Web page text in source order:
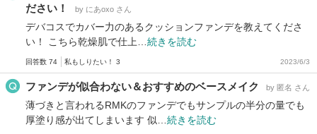
ださい！
by にあoxo さん
デバコスでカバー力のあるクッションファンデを教えてくださ
い！ こちら乾燥肌で仕上… 続きを読む
回答数 74 私もしりたい！ 3 2023/6/3
ファンデが似合わない＆おすすめのベースメイク by 匿名 さん
薄づきと言われるRMKのファンデでもサンプルの半分の量でも
厚塗り感が出てしまいます 似… 続きを読む